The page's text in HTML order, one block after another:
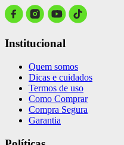
Institucional
Quem somos
Dicas e cuidados
Termos de uso
Como Comprar
Compra Segura
Garantia